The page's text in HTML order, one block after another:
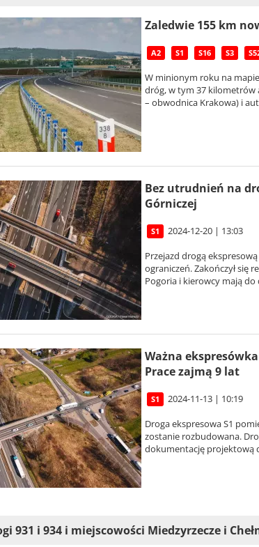
Zaledwie 155 km
A2 S1 S16 S3
W minionym roku na
dróg, w tym 37 kilometrów
– obwodnica Krakowa) i
Bez utrudnień na
Górniczej
S1 2024-12-20 | 13:03
Przejazd drogą
ograniczeń. Zakończył się
Pogoria i kierowcy mają
Ważna
Prace zajmą 9 lat
S1 2024-11-13 | 10:19
Droga ekspresowa S1
zostanie rozbudowana.
dokumentację projektową
931 i 934 i miejscowości Miedzyrzecze i